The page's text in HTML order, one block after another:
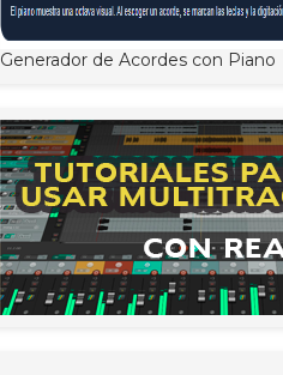
Generador de Acordes con Piano